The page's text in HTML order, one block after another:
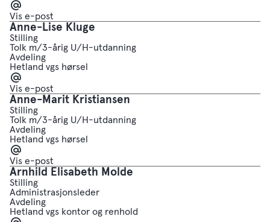
post
Vis e-post
Anne-Lise Kluge
Stilling
Tolk m/3-årig U/H-utdanning
Avdeling
Hetland vgs hørsel
post
Vis e-post
Anne-Marit Kristiansen
Stilling
Tolk m/3-årig U/H-utdanning
Avdeling
Hetland vgs hørsel
post
Vis e-post
Arnhild Elisabeth Molde
Stilling
Administrasjonsleder
Avdeling
Hetland vgs kontor og renhold